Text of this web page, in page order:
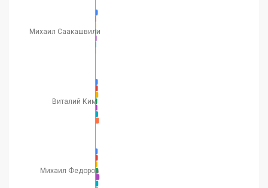
Михаил Саакашвили
Виталий Ким
Михаил Федоров